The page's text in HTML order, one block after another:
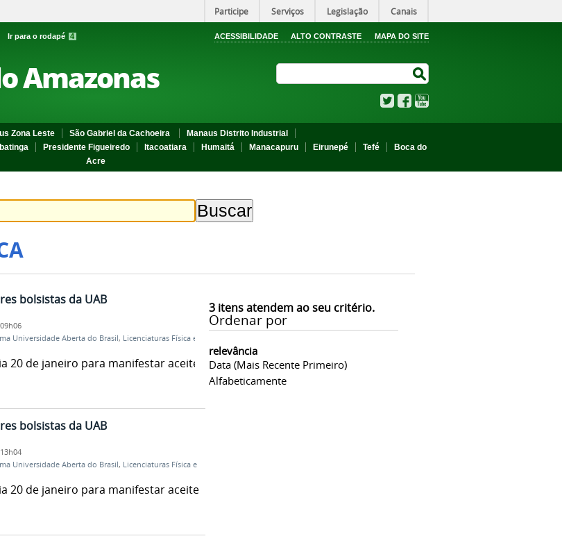
Participe Serviços Legislação Canais
Ir para o rodapé 4 ACESSIBILIDADE ALTO CONTRASTE MAPA DO SITE
Amazonas
TwitterFacebook
Zona Leste São Gabriel da Cachoeira
Manaus Distrito Industrial
Presidente Figueiredo Itacoatiara Humaitá Manacapuru Eirunepé Tefé
Boca do
Acre
3itens atendem ao seu critério.
Ordenar por
relevância
Data (mais Recente Primeiro)
Alfabeticamente
bolsistas da UAB
Universidade Aberta do Brasil, Licenciaturas Física e
20 de janeiro para manifestar aceite
bolsistas da UAB
Universidade Aberta do Brasil, Licenciaturas Física e
20 de janeiro para manifestar aceite